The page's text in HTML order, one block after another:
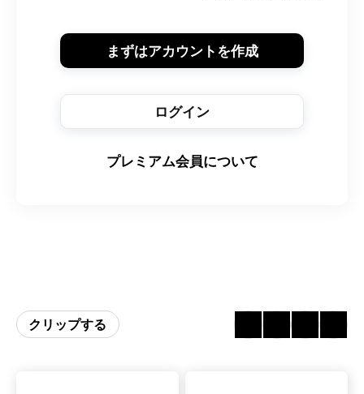
まずはアカウントを作成
ログイン
プレミアム会員について
クリップする